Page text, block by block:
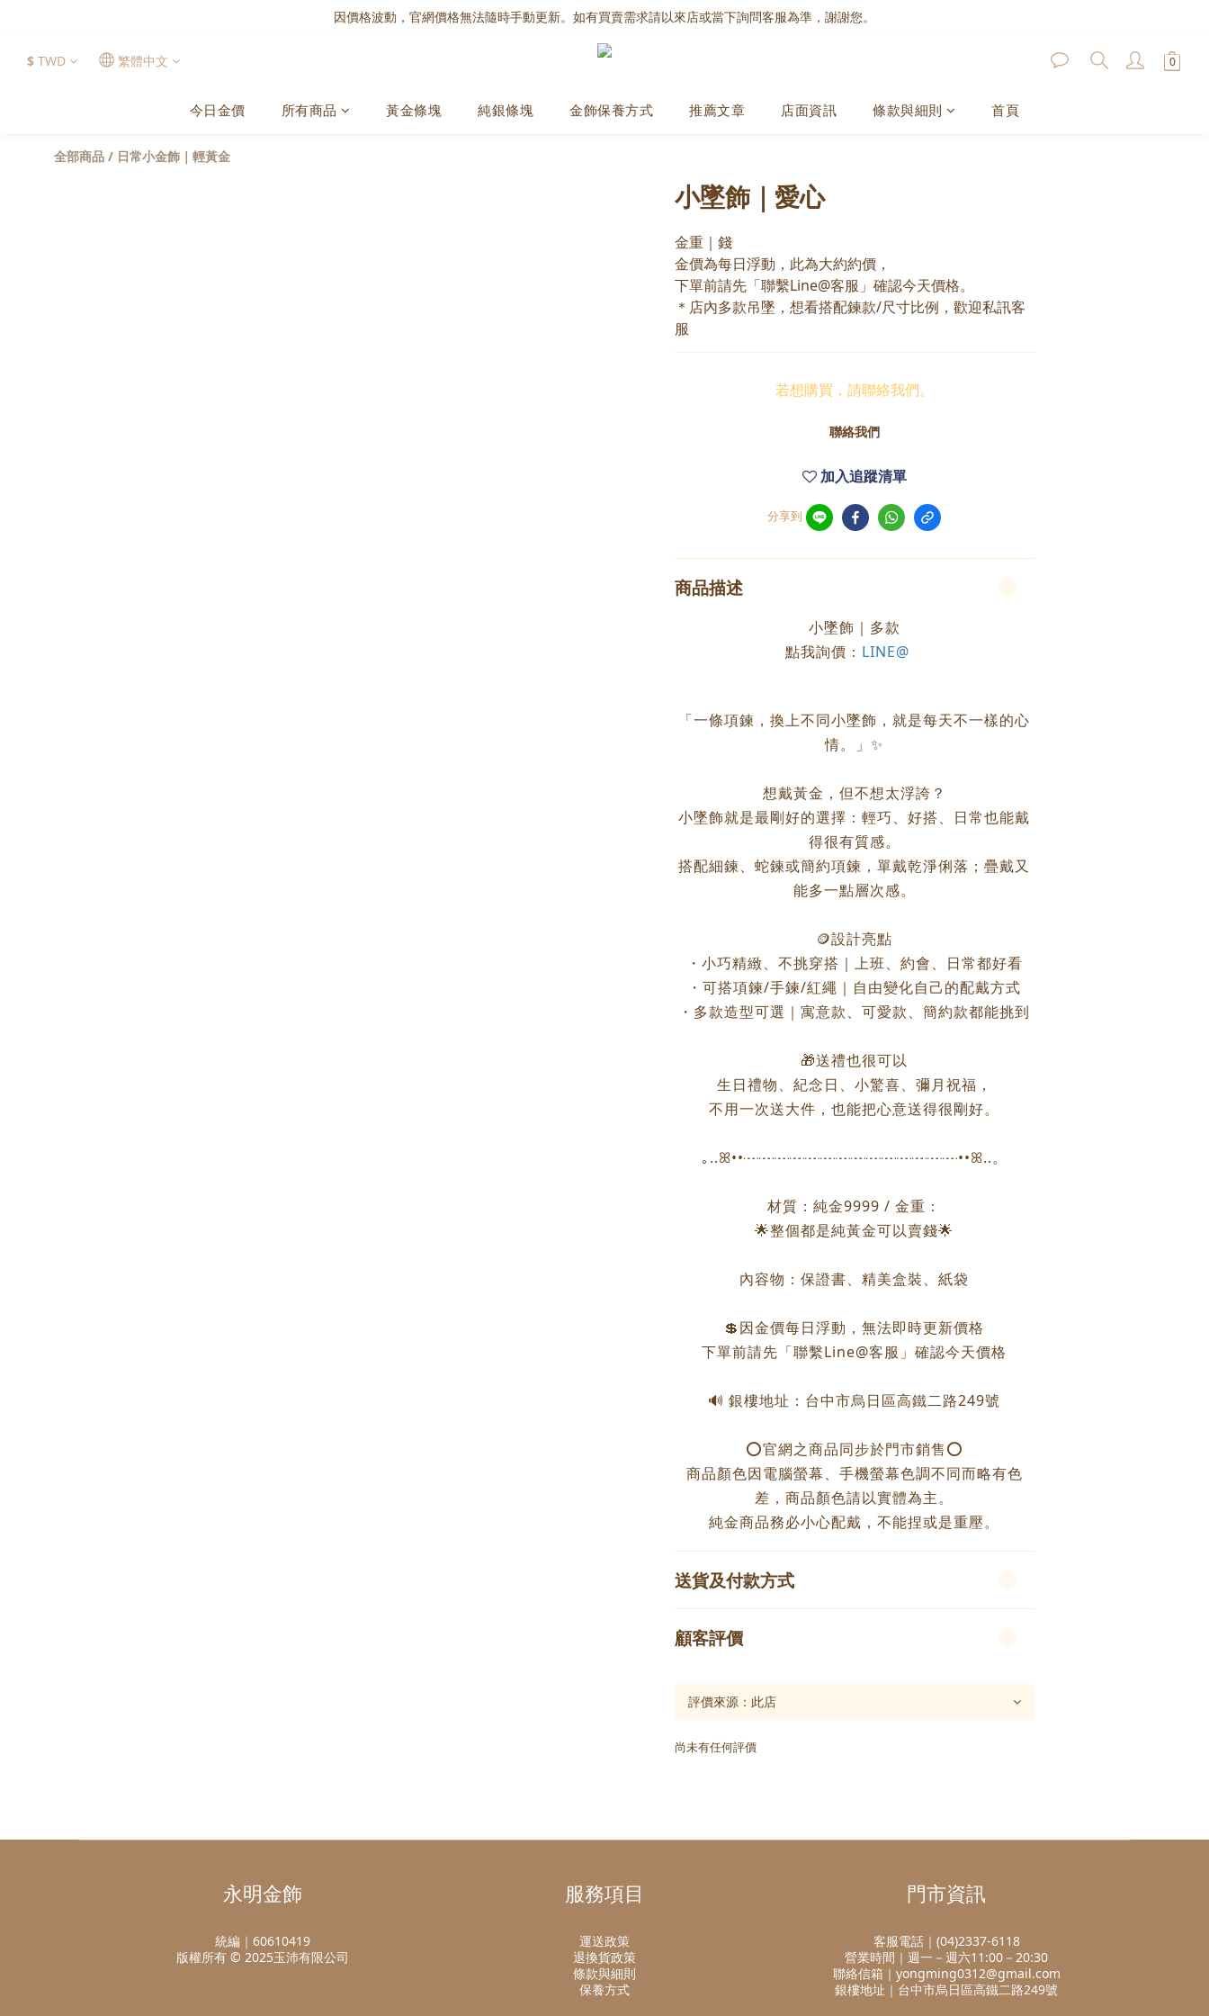
因價格波動，官網價格無法隨時手動更新。如有買賣需求請以來店或當下詢問客服為準，謝謝您。
$ TWD 繁體中文
今日金價 所有商品 黃金條塊 純銀條塊 金飾保養方式 推薦文章 店面資訊 條款與細則 首頁
全部商品 / 日常小金飾｜輕黃金
小墜飾｜愛心
金重｜錢
金價為每日浮動，此為大約約價，
下單前請先「聯繫Line@客服」確認今天價格。
＊店內多款吊墜，想看搭配鍊款/尺寸比例，歡迎私訊客
服
若想購買，請聯絡我們。
聯絡我們
加入追蹤清單
分享到
商品描述
小墜飾｜多款
點我詢價： LINE@
「一條項鍊，換上不同小墜飾，就是每天不一樣的心
情。」✨
想戴黃金，但不想太浮誇？
小墜飾就是最剛好的選擇：輕巧、好搭、日常也能戴
得很有質感。
搭配細鍊、蛇鍊或簡約項鍊，單戴乾淨俐落；疊戴又
能多一點層次感。
🪙設計亮點
・小巧精緻、不挑穿搭｜上班、約會、日常都好看
・可搭項鍊/手鍊/紅繩｜自由變化自己的配戴方式
・多款造型可選｜寓意款、可愛款、簡約款都能挑到
🎁送禮也很可以
生日禮物、紀念日、小驚喜、彌月祝福，
不用一次送大件，也能把心意送得很剛好。
｡..ꕤ••┈┈┈┈┈┈┈┈┈┈┈┈┈┈••ꕤ..。
材質：純金9999 / 金重：
🌟整個都是純黃金可以賣錢🌟
內容物：保證書、精美盒裝、紙袋
💲因金價每日浮動，無法即時更新價格
下單前請先「聯繫Line@客服」確認今天價格
🔊 銀樓地址：台中市烏日區高鐵二路249號
⭕️官網之商品同步於門市銷售⭕️
商品顏色因電腦螢幕、手機螢幕色調不同而略有色
差，商品顏色請以實體為主。
純金商品務必小心配戴，不能捏或是重壓。
送貨及付款方式
顧客評價
尚未有任何評價
永明金飾
統編｜60610419
版權所有 © 2025玉沛有限公司
服務項目
運送政策
退換貨政策
條款與細則
保養方式
門市資訊
客服電話｜(04)2337-6118
營業時間｜週一－週六11:00－20:30
聯絡信箱｜yongming0312@gmail.com
銀樓地址｜台中市烏日區高鐵二路249號